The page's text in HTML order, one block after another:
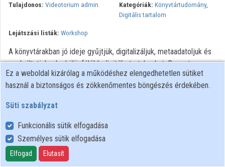
Tulajdonos: Videotorium admin Kategóriák: Könyvtártudomány,
Digitális tartalom
Lejátszási listák: Workshop
A könyvtárakban jó ideje gyűjtjük, digitalizáljuk, metaadatoljuk és
szolgáltatjuk a legkülönfélébb digitális tartalmakat. Rengeteg
egyéni felhasználással találkozunk, de van/volna ezen túl is ebben
perspektíva. Digitális tartalmaink (akár tömeges) újrahasznosítása
az adott szolgáltatásokon kívül, pl. digitális bölcsészeti
vizsgálatokhoz (történeti, nyelvészeti, szociológiai stb. kutatások)
való biztosítása ezeknek sok kérdést vetnek fel. Egyrészt
technikai lehetőséget kell biztosítani ezen tartalmak sokféle
újrahasznosításának, másrészt lehetővé kell tenni ennek jogi
feltételeit is.
Ez a weboldal kizárólag a működéshez elengedhetetlen sütiket
használ a biztonságos és zökkenőmentes böngészés érdekében.
Süti szabályzat
Funkcionális sütik elfogadása
Személyes sütik elfogadása
Elfogad Elutasít